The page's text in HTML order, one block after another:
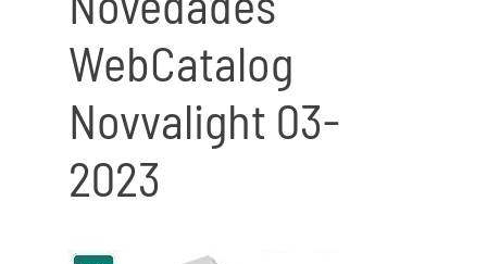
WebCatalog
Novvalight 03-
2023